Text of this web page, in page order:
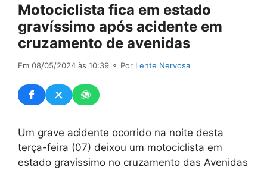
Motociclista fica em estado
gravíssimo após acidente em
cruzamento de avenidas
Em 08/05/2024 às 10:39 ⚬ Por Lente Nervosa
Um grave acidente ocorrido na noite desta
terça-feira (07) deixou um motociclista em
estado gravíssimo no cruzamento das Avenidas